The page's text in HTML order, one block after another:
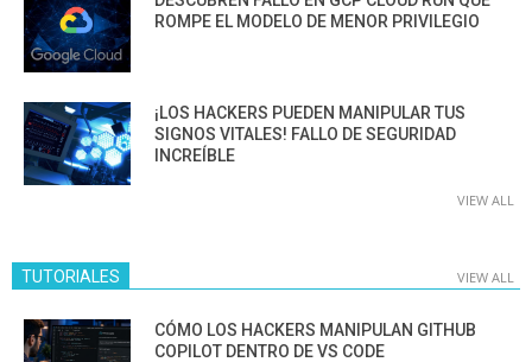
ROMPE EL MODELO DE MENOR PRIVILEGIO
¡LOS HACKERS PUEDEN MANIPULAR TUS
SIGNOS VITALES! FALLO DE SEGURIDAD
INCREÍBLE
VIEW ALL
TUTORIALES VIEW ALL
CÓMO LOS HACKERS MANIPULAN GITHUB
COPILOT DENTRO DE VS CODE